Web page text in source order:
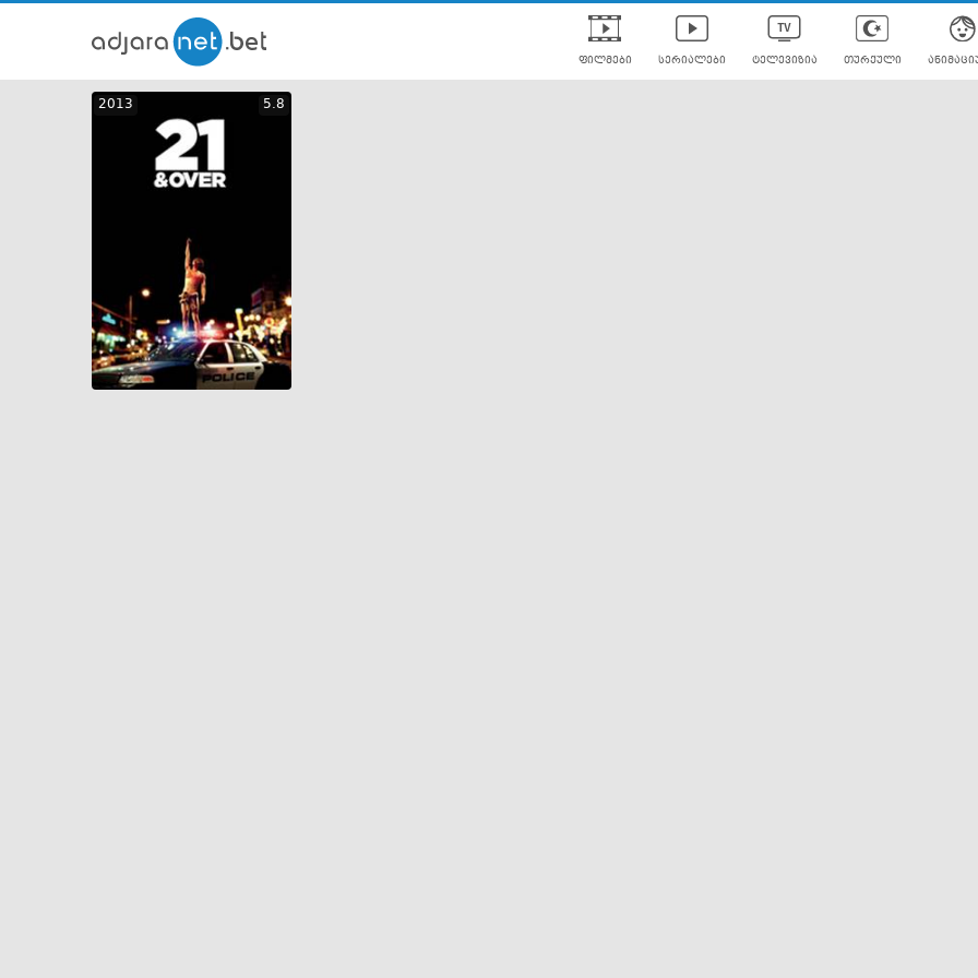
ფილმები სერიალები ტელევიზია თურქული
2013 5.8
GEO ENG RUS